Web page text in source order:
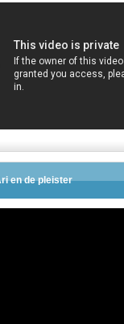
en de pleister